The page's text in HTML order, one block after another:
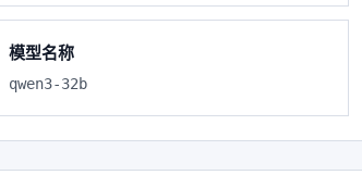
模型名称
qwen3-32b